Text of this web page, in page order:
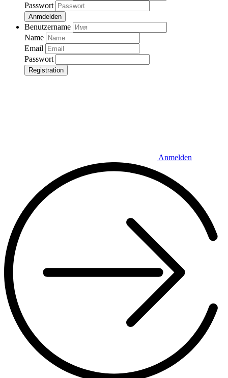
Passwort
Anmdelden
Benutzername
Name
Email
Passwort
Registration
Anmelden